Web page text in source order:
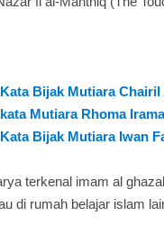
Bijak Mutiara
Mutiara Rhoma
Bijak Mutiara Iwan
terkenal imam al
di rumah belajar islam